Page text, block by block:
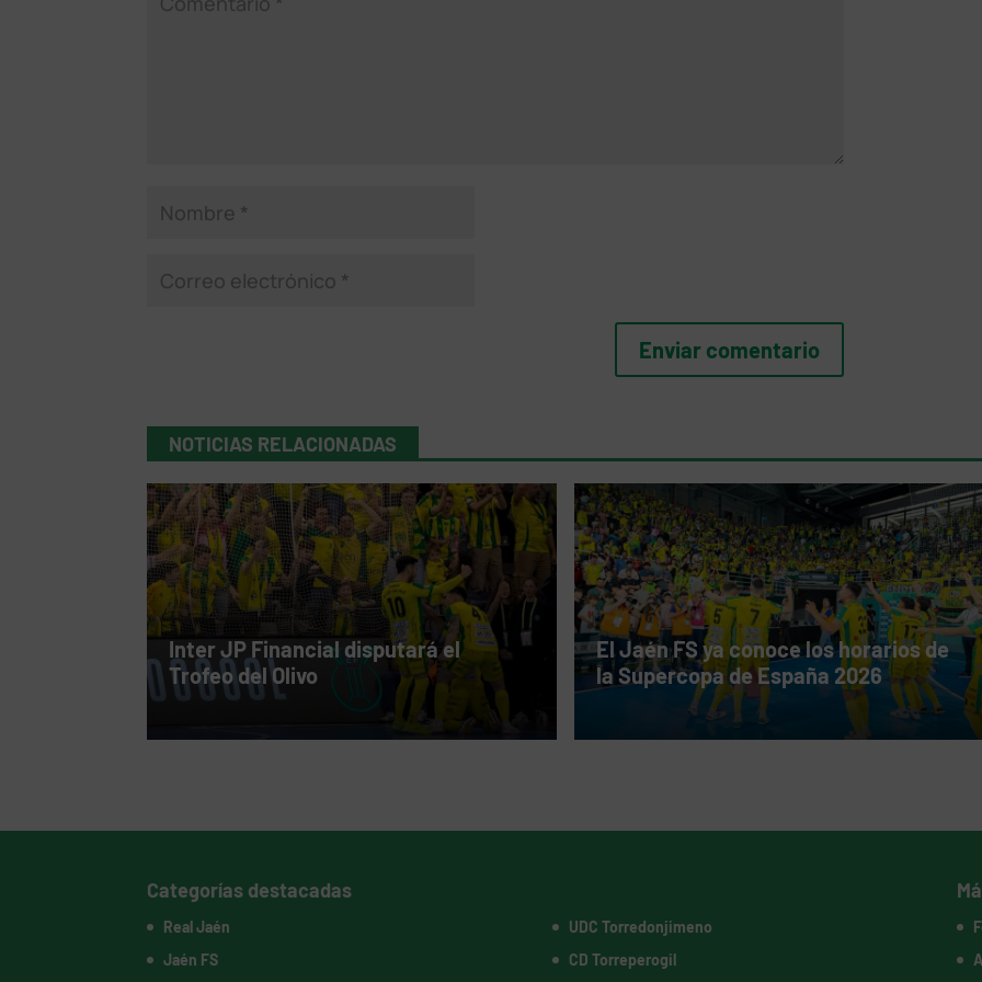
NOTICIAS RELACIONADAS
Inter JP Financial disputará el
Trofeo del Olivo
El Jaén FS ya conoce los horarios de
la Supercopa de España 2026
Categorías destacadas
Real Jaén
Jaén FS
UDC Torredonjimeno
CD Torreperogil